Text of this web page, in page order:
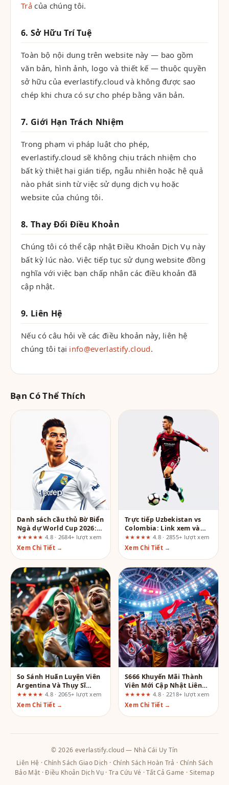
Trảcủa chúng tôi.
6. Sở Hữu Trí Tuệ
Toàn bộ nội dung trên website này — bao gồm
văn bản, hình ảnh, logo và thiết kế — thuộc quyền
sở hữu của everlastify.cloud và không được sao
chép khi chưa có sự cho phép bằng văn bản.
7. Giới Hạn Trách Nhiệm
Trong phạm vi pháp luật cho phép,
everlastify.cloud sẽ không chịu trách nhiệm cho
bất kỳ thiệt hại gián tiếp, ngẫu nhiên hoặc hệ quả
nào phát sinh từ việc sử dụng dịch vụ hoặc
website của chúng tôi.
8. Thay Đổi Điều Khoản
Chúng tôi có thể cập nhật Điều Khoản Dịch Vụ này
bất kỳ lúc nào. Việc tiếp tục sử dụng website đồng
nghĩa với việc bạn chấp nhận các điều khoản đã
cập nhật.
9. Liên Hệ
Nếu có câu hỏi về các điều khoản này, liên hệ
chúng tôi tại info@everlastify.cloud.
Bạn Có Thể Thích
Danh sách cầu thủ Bờ Biển
Ngà dự World Cup 2026:
Những "Voi chiến" đáng
gờm nhất
★★★★★ 4.8 · 2684+ lượt xem
Xem Chi Tiết →
Trực tiếp Uzbekistan vs
Colombia: Link xem và
thông tin trước trận
★★★★★ 4.8 · 2855+ lượt xem
Xem Chi Tiết →
So Sánh Huấn Luyện Viên
Argentina Và Thụy Sĩ
Trước Trận Tứ Kết
★★★★★ 4.8 · 2065+ lượt xem
Xem Chi Tiết →
S666 Khuyến Mãi Thành
Viên Mới Cập Nhật Liên
Tục – Đâu Là Sân Chơi
Xứng Đáng Để Bỏ Tiền?
★★★★★ 4.8 · 2218+ lượt xem
Xem Chi Tiết →
© 2026 everlastify.cloud — Nhà Cái Uy Tín
Liên Hệ ·Chính Sách Giao Dịch · Chính Sách Hoàn Trả · Chính Sách
Bảo Mật ·Điều Khoản Dịch Vụ ·Tra Cứu Vé ·Tất Cả Game · Sitemap